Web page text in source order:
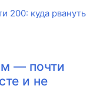
— почти
и не